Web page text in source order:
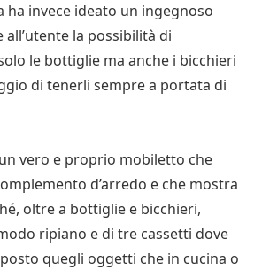
ha invece ideato un ingegnoso
la possibilità di
le bottiglie ma anche i bicchieri
di tenerli sempre a portata di
vero e proprio mobiletto che
d’arredo e che mostra
oltre a bottiglie e bicchieri,
ripiano e di tre cassetti dove
quegli oggetti che in cucina o